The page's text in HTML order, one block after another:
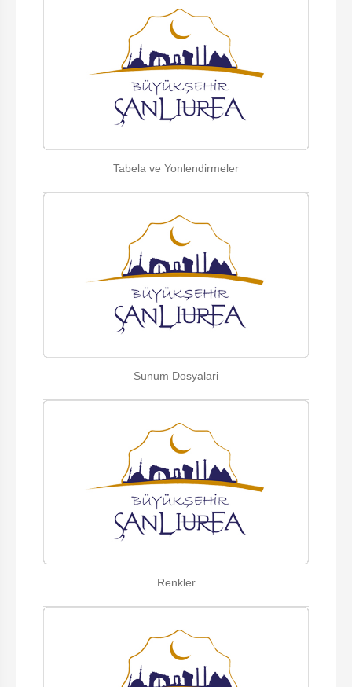
Tabela ve Yonlendirmeler
Sunum Dosyalari
Renkler